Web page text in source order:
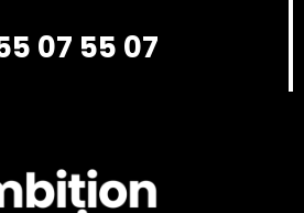
07 55 07